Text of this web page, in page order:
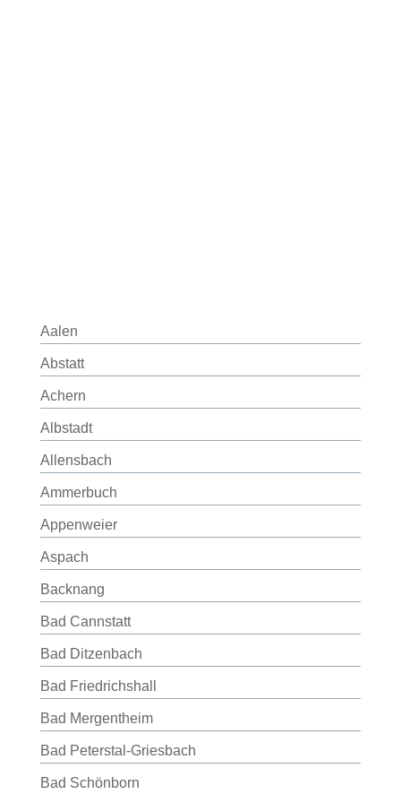
Aalen
Abstatt
Achern
Albstadt
Allensbach
Ammerbuch
Appenweier
Aspach
Backnang
Bad Cannstatt
Bad Ditzenbach
Bad Friedrichshall
Bad Mergentheim
Bad Peterstal-Griesbach
Bad Schönborn